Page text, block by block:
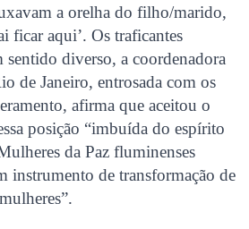
a orelha do filho/marido,
ficar aqui’. Os traficantes
sentido diverso, a coordenadora
de Janeiro, entrosada com os
afirma que aceitou o
posição “imbuída do espírito
da Paz fluminenses
instrumento de transformação de